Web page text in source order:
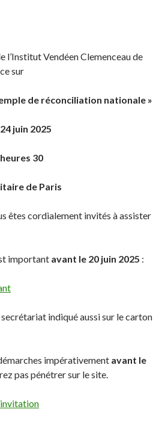
l’Institut Vendéen Clemenceau de
sur
de réconciliation nationale »
juin 2025
30
de Paris
êtes cordialement invités à assister
important avant le 20 juin 2025 :
indiqué aussi sur le carton
impérativement avant le
pas pénétrer sur le site.